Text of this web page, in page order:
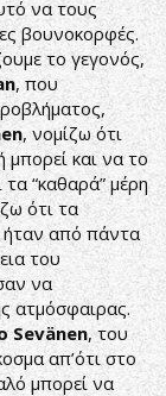
να τους
βουνοκορφές.
το γεγονός,
, που
, νομίζω ότι
και να το
“καθαρά” μέρη
ότι τα
ήταν από πάντα
του
να
ατμόσφαιρας.
Sevänen, του
απ’ότι στο
μπορεί να